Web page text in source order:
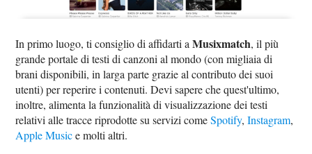
In primo luogo, ti consiglio di affidarti aMusixmatch, il più
grande portale di testi di canzoni al mondo (con migliaia di
brani disponibili, in larga parte grazie al contributo dei suoi
utenti) per reperire i contenuti. Devi sapere che quest'ultimo,
inoltre, alimenta la funzionalità di visualizzazione dei testi
relativi alle tracce riprodotte su servizi comeSpotify,Instagram,
Apple Musice molti altri.